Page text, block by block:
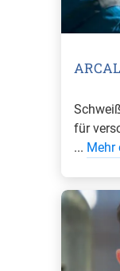
ARCAL
für
... Mehr